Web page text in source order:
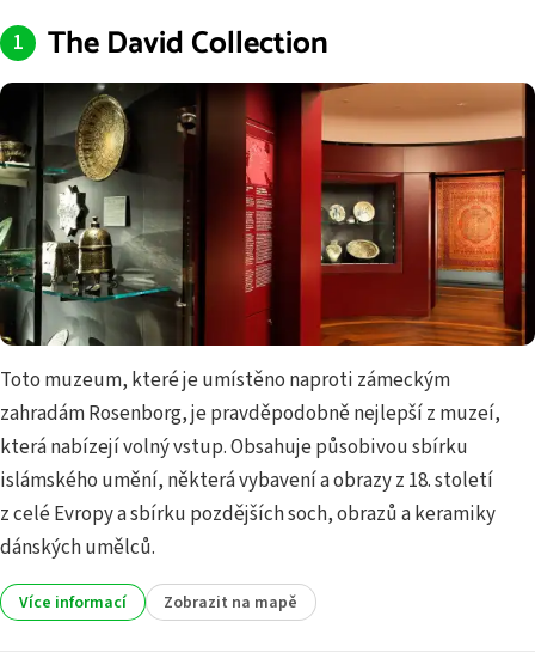
The David Collection
Toto muzeum, které je umístěno naproti zámeckým
zahradám Rosenborg, je pravděpodobně nejlepší z muzeí,
která nabízejí volný vstup. Obsahuje působivou sbírku
islámského umění, některá vybavení a obrazy z 18. století
z celé Evropy a sbírku pozdějších soch, obrazů a keramiky
dánských umělců.
Více informací Zobrazit na mapě